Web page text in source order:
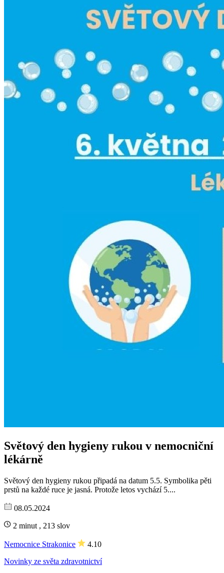
Světový den hygieny rukou v nemocniční
lékárně
Světový den hygieny rukou připadá na datum 5.5. Symbolika pěti
prstů na každé ruce je jasná. Protože letos vychází 5....
08.05.2024
2 minut , 213 slov
Nemocnice Strakonice
4.10
Novinky ze světa zdravotnictví